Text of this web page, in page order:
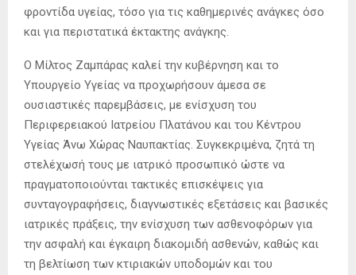
φροντίδα υγείας, τόσο για τις καθημερινές ανάγκες όσο
και για περιστατικά έκτακτης ανάγκης.
Ο Μίλτος Ζαμπάρας καλεί την κυβέρνηση και το
Υπουργείο Υγείας να προχωρήσουν άμεσα σε
ουσιαστικές παρεμβάσεις, με ενίσχυση του
Περιφερειακού Ιατρείου Πλατάνου και του Κέντρου
Υγείας Άνω Χώρας Ναυπακτίας. Συγκεκριμένα, ζητά τη
στελέχωσή τους με ιατρικό προσωπικό ώστε να
πραγματοποιούνται τακτικές επισκέψεις για
συνταγογραφήσεις, διαγνωστικές εξετάσεις και βασικές
ιατρικές πράξεις, την ενίσχυση των ασθενοφόρων για
την ασφαλή και έγκαιρη διακομιδή ασθενών, καθώς και
τη βελτίωση των κτιριακών υποδομών και του